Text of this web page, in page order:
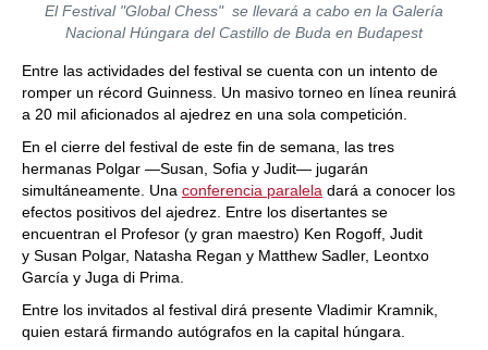
El Festival "Global Chess" se llevará a cabo en la Galería
Nacional Húngara del Castillo de Buda en Budapest
Entre las actividades del festival se cuenta con un intento de
romper un récord Guinness. Un masivo torneo en línea reunirá
a 20 mil aficionados al ajedrez en una sola competición.
En el cierre del festival de este fin de semana, las tres
hermanas Polgar —Susan, Sofia y Judit— jugarán
simultáneamente. Una conferencia paralela dará a conocer los
efectos positivos del ajedrez. Entre los disertantes se
encuentran el Profesor (y gran maestro) Ken Rogoff, Judit
y Susan Polgar, Natasha Regan y Matthew Sadler, Leontxo
García y Juga di Prima.
Entre los invitados al festival dirá presente Vladimir Kramnik,
quien estará firmando autógrafos en la capital húngara.